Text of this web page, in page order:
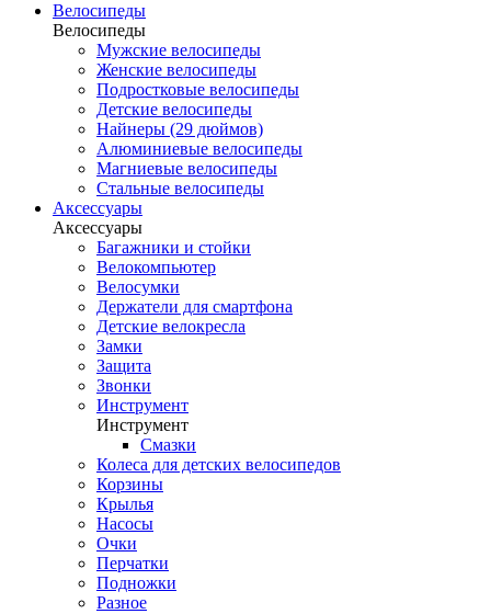
Велосипеды
Велосипеды
Мужские велосипеды
Женские велосипеды
Подростковые велосипеды
Детские велосипеды
Найнеры (29 дюймов)
Алюминиевые велосипеды
Магниевые велосипеды
Стальные велосипеды
Аксессуары
Аксессуары
Багажники и стойки
Велокомпьютер
Велосумки
Держатели для смартфона
Детские велокресла
Замки
Защита
Звонки
Инструмент
Инструмент
Смазки
Колеса для детских велосипедов
Корзины
Крылья
Насосы
Очки
Перчатки
Подножки
Разное